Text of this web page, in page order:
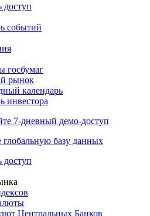
доступ
событий
госбумаг
рынок
календарь
инвестора
7-дневный демо-доступ
глобальную базу данных
доступ
Центральных Банков